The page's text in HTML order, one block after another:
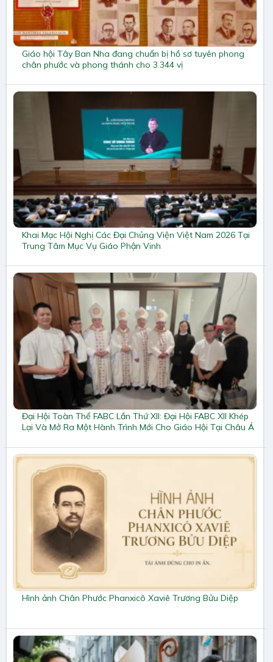
Giáo hội Tây Ban Nha đang chuẩn bị hồ sơ tuyên phong
chân phước và phong thánh cho 3.344 vị
Khai Mạc Hội Nghị Các Đại Chủng Viện Việt Nam 2026 Tại
Trung Tâm Mục Vụ Giáo Phận Vinh
Đại Hội Toàn Thể FABC Lần Thứ XII: Đại Hội FABC XII Khép
Lại Và Mở Ra Một Hành Trình Mới Cho Giáo Hội Tại Châu Á
Hình ảnh Chân Phước Phanxicô Xaviê Trương Bửu Diệp